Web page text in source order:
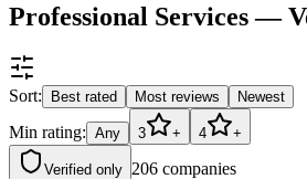
Professional Services —
Sort: Best rated Most reviews Newest
Min rating: Any 3 + 4 +
Verified only 206 companies